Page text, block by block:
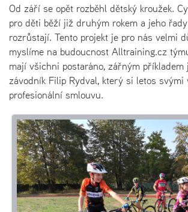
Od září se opět rozběhl dětský kroužek.
pro děti běží již druhým rokem a jeho
rozrůstají. Tento projekt je pro nás velmi
myslíme na budoucnost Alltraining.cz
mají všichni postaráno, zářným příkladem
závodník Filip Rydval, který si letos svými
profesionální smlouvu.